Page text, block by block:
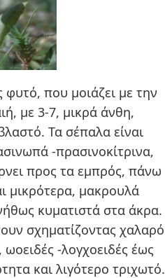
που μοιάζει με την
με 3-7, μικρά άνθη,
Τα σέπαλα είναι
-πρασινοκίτρινα,
προς τα εμπρός, πάνω
μικρότερα, μακρουλά
κυματιστά στα άκρα.
σχηματίζοντας χαλαρό
-λογχοειδές έως
και λιγότερο τριχωτό.